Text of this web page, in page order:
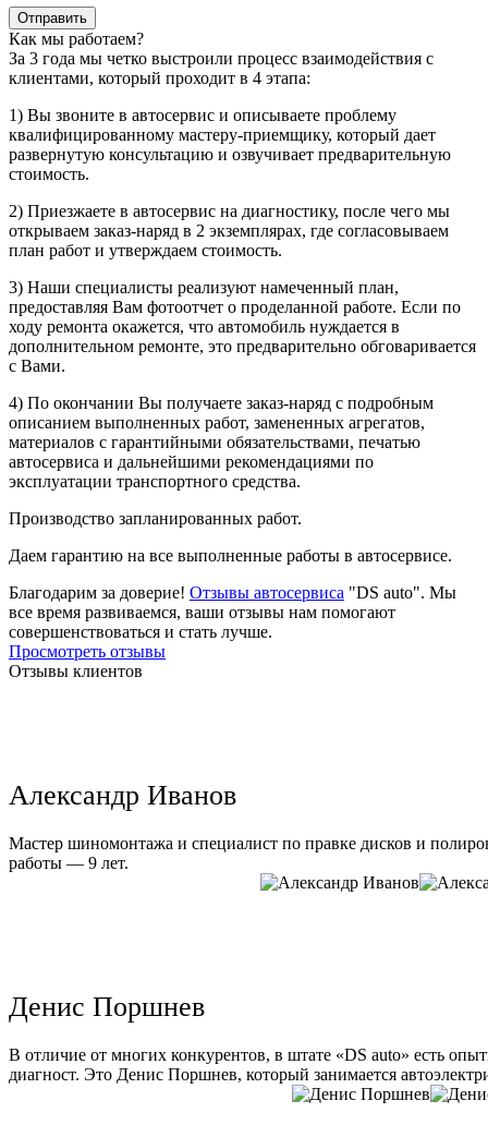
Отправить
Как мы работаем?
За 3 года мы четко выстроили процесс взаимодействия с
клиентами, который проходит в 4 этапа:
1) Вы звоните в автосервис и описываете проблему
квалифицированному мастеру-приемщику, который дает
развернутую консультацию и озвучивает предварительную
стоимость.
2) Приезжаете в автосервис на диагностику, после чего мы
открываем заказ-наряд в 2 экземплярах, где согласовываем
план работ и утверждаем стоимость.
3) Наши специалисты реализуют намеченный план,
предоставляя Вам фотоотчет о проделанной работе. Если по
ходу ремонта окажется, что автомобиль нуждается в
дополнительном ремонте, это предварительно обговаривается
с Вами.
4) По окончании Вы получаете заказ-наряд с подробным
описанием выполненных работ, замененных агрегатов,
материалов с гарантийными обязательствами, печатью
автосервиса и дальнейшими рекомендациями по
эксплуатации транспортного средства.
Производство запланированных работ.
Даем гарантию на все выполненные работы в автосервисе.
Благодарим за доверие! Отзывы автосервиса "DS auto". Мы
все время развиваемся, ваши отзывы нам помогают
совершенствоваться и стать лучше.
Просмотреть отзывы
Отзывы клиентов
Александр Иванов
Мастер шиномонтажа и специалист по правке дисков и
работы — 9 лет.
Денис Поршнев
В отличие от многих конкурентов, в штате «DS auto» есть
диагност. Это Денис Поршнев, который занимается